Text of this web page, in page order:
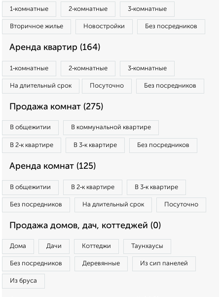
1‑комнатные 2‑комнатные 3‑комнатные
Вторичное жилье Новостройки Без посредников
Аренда квартир (164)
1‑комнатные 2‑комнатные 3‑комнатные
На длительный срок Посуточно Без посредников
Продажа комнат (275)
В общежитии В коммунальной квартире
В 2‑к квартире В 3‑к квартире Без посредников
Аренда комнат (125)
В общежитии В 2‑к квартире В 3‑к квартире
Без посредников На длительный срок Посуточно
Продажа домов, дач, коттеджей (0)
Дома Дачи Коттеджи Таунхаусы
Без посредников Деревянные Из сип панелей
Из бруса